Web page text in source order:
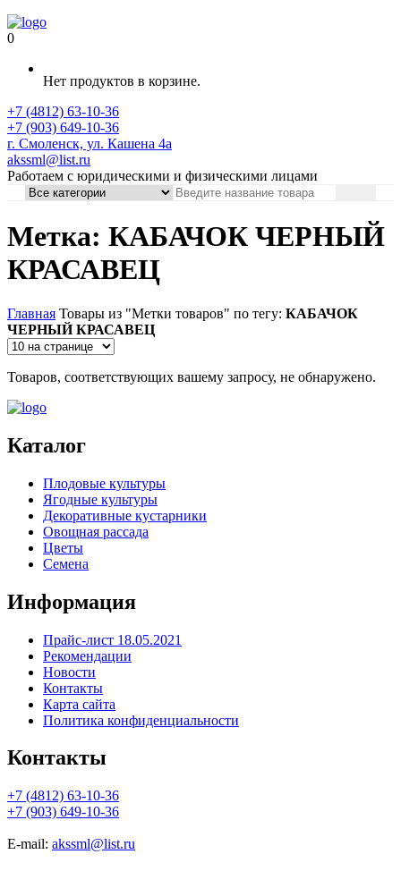
0
Нет продуктов в корзине.
+7 (4812) 63-10-36
+7 (903) 649-10-36
г. Смоленск, ул. Кашена 4а
akssml@list.ru
Работаем с юридическими и физическими лицами
Метка: КАБАЧОК ЧЕРНЫЙ
КРАСАВЕЦ
Главная Товары из "Метки товаров" по тегу: КАБАЧОК
ЧЕРНЫЙ КРАСАВЕЦ
Товаров, соответствующих вашему запросу, не обнаружено.
Каталог
Плодовые культуры
Ягодные культуры
Декоративные кустарники
Овощная рассада
Цветы
Семена
Информация
Прайс-лист 18.05.2021
Рекомендации
Новости
Контакты
Карта сайта
Политика конфиденциальности
Контакты
+7 (4812) 63-10-36
+7 (903) 649-10-36
E-mail: akssml@list.ru